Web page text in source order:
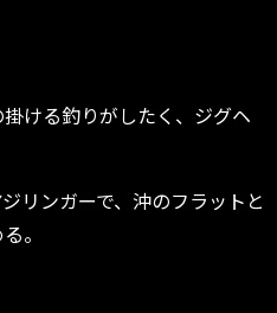
ける釣りがしたく、ジグヘ
リンガーで、沖のフラットと
。